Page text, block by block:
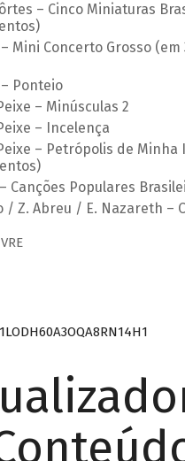
– Cinco Miniaturas
Mini Concerto Grosso (em
Ponteio
– Minúsculas 2
– Incelença
– Petrópolis de Minha
Canções Populares
/ Z. Abreu / E. Nazareth –